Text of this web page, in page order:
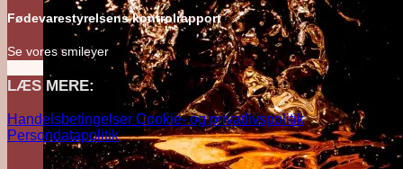
Fødevarestyrelsens kontrolrapport
Se vores smileyer
LÆS MERE:
Handelsbetingelser Cookie- og privatlivspolitik
Persondatapolitik